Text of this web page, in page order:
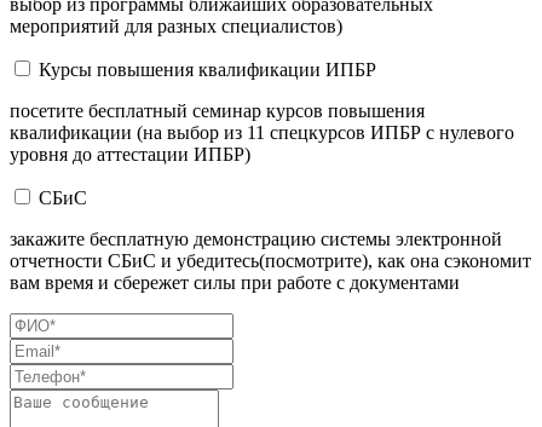
мероприятий для разных специалистов)
Курсы повышения квалификации ИПБР
посетите бесплатный семинар курсов повышения
квалификации (на выбор из 11 спецкурсов ИПБР с нулевого
уровня до аттестации ИПБР)
СБиС
закажите бесплатную демонстрацию системы электронной
отчетности СБиС и убедитесь(посмотрите), как она сэкономит
вам время и сбережет силы при работе с документами